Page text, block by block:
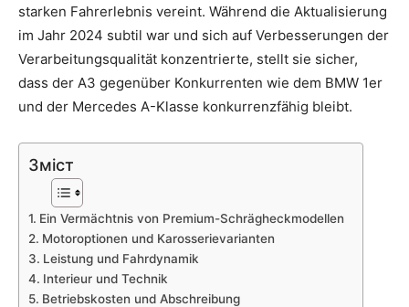
starken Fahrerlebnis vereint. Während die Aktualisierung
im Jahr 2024 subtil war und sich auf Verbesserungen der
Verarbeitungsqualität konzentrierte, stellt sie sicher,
dass der A3 gegenüber Konkurrenten wie dem BMW 1er
und der Mercedes A-Klasse konkurrenzfähig bleibt.
Зміст
Ein Vermächtnis von Premium-Schrägheckmodellen
Motoroptionen und Karosserievarianten
Leistung und Fahrdynamik
Interieur und Technik
Betriebskosten und Abschreibung